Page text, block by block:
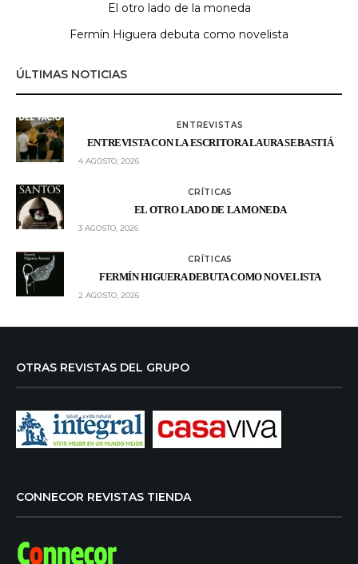
El otro lado de la moneda
Fermín Higuera debuta como novelista
ÚLTIMAS NOTICIAS
ENTREVISTAS
ENTREVISTA CON LA ESCRITORA LAURA SEBASTIÁ
4 AGOSTO, 2026
CRÍTICAS
EL OTRO LADO DE LA MONEDA
3 AGOSTO, 2026
CRÍTICAS
FERMÍN HIGUERA DEBUTA COMO NOVELISTA
2 AGOSTO, 2026
OTRAS REVISTAS DEL GRUPO
CONNECOR REVISTAS TIENDA